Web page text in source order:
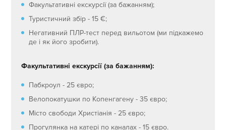
Факультативні екскурсії (за бажанням);
Туристичний збір - 15 €;
Негативний ПЛР-тест перед вильотом (ми підкажемо
де і як його зробити).
Факультативні екскурсії (за бажанням):
Пабкроул - 25 євро;
Велопокатушки по Копенгагену - 35 євро;
Місто свободи Христіанія - 25 євро;
Прогулянка на катері по каналах - 15 євро.